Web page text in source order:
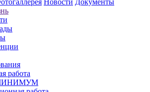
Новости Документы
работа